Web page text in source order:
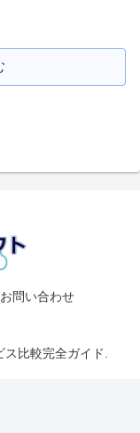
お問い合わせ
比較完全ガイド.